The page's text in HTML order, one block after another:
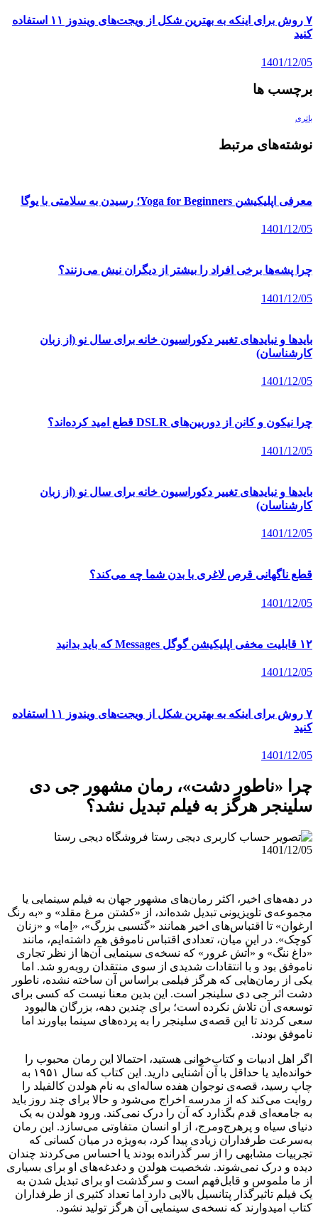
۷ روش برای اینکه به بهترین شکل از ویجت‌های ویندوز ۱۱ استفاده
کنید
1401/12/05
برچسب ها
باتری
نوشته‌های مرتبط
معرفی اپلیکیشن Yoga for Beginners؛ رسیدن به سلامتی با یوگا
1401/12/05
چرا پشه‌ها برخی افراد را بیشتر از دیگران نیش می‌زنند؟
1401/12/05
بایدها و نبایدهای تغییر دکوراسیون خانه برای سال نو (از زبان
کارشناسان)
1401/12/05
چرا نیکون و کانن از دوربین‌های DSLR قطع امید کرده‌اند؟
1401/12/05
بایدها و نبایدهای تغییر دکوراسیون خانه برای سال نو (از زبان
کارشناسان)
1401/12/05
قطع ناگهانی قرص لاغری با بدن شما چه می‌کند؟
1401/12/05
۱۲ قابلیت مخفی اپلیکیشن گوگل Messages که باید بدانید
1401/12/05
۷ روش برای اینکه به بهترین شکل از ویجت‌های ویندوز ۱۱ استفاده
کنید
1401/12/05
چرا «ناطور دشت»، رمان مشهور جی دی
سلینجر هرگز به فیلم تبدیل نشد؟
فروشگاه دیجی رستا
1401/12/05
در دهه‌های اخیر، اکثر رمان‌های مشهور جهان به فیلم‌ سینمایی یا
مجموعه‌ی تلویزیونی تبدیل شده‌اند، از «کشتن مرغ مقلد» و «به رنگ
ارغوان» تا اقتباس‌های اخیر همانند «گتسبی بزرگ»، «اِما» و «زنان
کوچک». در این میان، تعدادی اقتباس ناموفق هم داشته‌ایم، مانند
«داغ ننگ» و «آتش غرور» که نسخه‌ی سینمایی آن‌ها از نظر تجاری
ناموفق بود و با انتقادات شدیدی از سوی منتقدان روبه‌رو شد. اما
یکی از رمان‌هایی که هرگز فیلمی براساس آن ساخته نشده، ناطور
دشت اثر جی دی سلینجر است. این بدین معنا نیست که کسی برای
توسعه‌ی آن تلاش نکرده است؛ برای چندین دهه، بزرگان هالیوود
سعی کردند تا این قصه‌ی سلینجر را به پرده‌های سینما بیاورند اما
ناموفق بودند.
اگر اهل ادبیات و کتاب‌خوانی هستید، احتمالا این رمان محبوب را
خوانده‌اید یا حداقل با آن آشنایی دارید. این کتاب که سال ۱۹۵۱ به
چاپ رسید، قصه‌ی نوجوان هفده ساله‌‌ای به نام هولدن کالفیلد را
روایت می‌کند که از مدرسه اخراج می‌شود و حالا برای چند روز باید
به جامعه‌ای قدم بگذارد که آن را درک نمی‌کند. ورود هولدن به یک
دنیای سیاه و پرهرج‌ومرج، از او انسان متفاوتی می‌سازد. این رمان
به‌سرعت طرفداران زیادی پیدا کرد، به‌ویژه در میان کسانی که
تجربیات مشابهی را از سر گذرانده بودند یا احساس می‌کردند چندان
دیده و درک نمی‌شوند. شخصیت هولدن و دغدغه‌های او برای بسیاری
از ما ملموس و قابل‌فهم است و سرگذشت او برای تبدیل شدن به
یک فیلم تاثیرگذار پتانسیل بالایی دارد اما تعداد کثیری از طرفداران
کتاب امیدوارند که نسخه‌ی سینمایی آن هرگز تولید نشود.